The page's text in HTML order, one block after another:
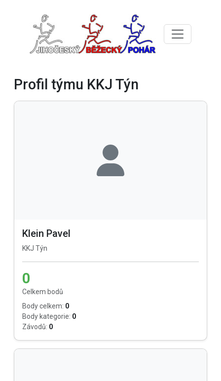
Profil týmu KKJ Týn
Klein Pavel
KKJ Týn
0
Celkem bodů
Body celkem: 0
Body kategorie: 0
Závodů: 0